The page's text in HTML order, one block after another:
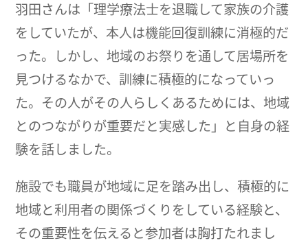
羽田さんは「理学療法士を退職して家族の介護
をしていたが、本人は機能回復訓練に消極的だ
った。しかし、地域のお祭りを通して居場所を
見つけるなかで、訓練に積極的になっていっ
た。その人がその人らしくあるためには、地域
とのつながりが重要だと実感した」と自身の経
験を話しました。
施設でも職員が地域に足を踏み出し、積極的に
地域と利用者の関係づくりをしている経験と、
その重要性を伝えると参加者は胸打たれまし